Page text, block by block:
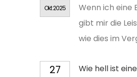
Okt 2025
Wenn ich eine
gibt mir die
wie dies im
27
Wie hell ist